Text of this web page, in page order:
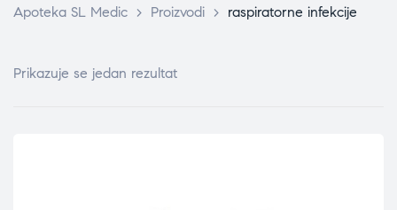
Apoteka SL Medic > Proizvodi > raspiratorne infekcije
Prikazuje se jedan rezultat